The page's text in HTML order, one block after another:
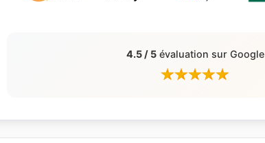
4.5 / 5évaluation sur Google